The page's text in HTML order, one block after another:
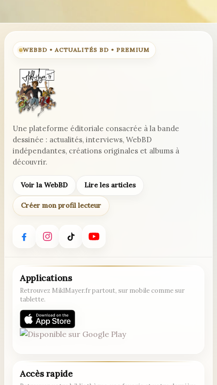
WEBBD • ACTUALITÉS BD • PREMIUM
Une plateforme éditoriale consacrée à la bande
dessinée : actualités, interviews, WebBD
indépendantes, créations originales et albums à
découvrir.
Voir la WebBD Lire les articles
Créer mon profil lecteur
Applications
Retrouvez MiklMayer.fr partout, sur mobile comme sur
tablette.
Accès rapide